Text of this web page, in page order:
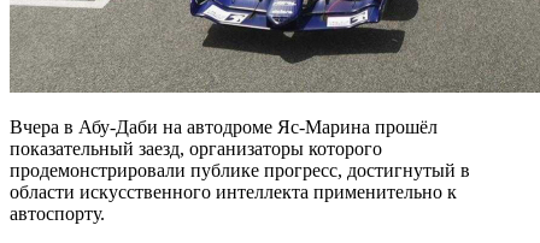
Вчера в Абу-Даби на автодроме Яс-Марина прошёл
показательный заезд, организаторы которого
продемонстрировали публике прогресс, достигнутый в
области искусственного интеллекта применительно к
автоспорту.